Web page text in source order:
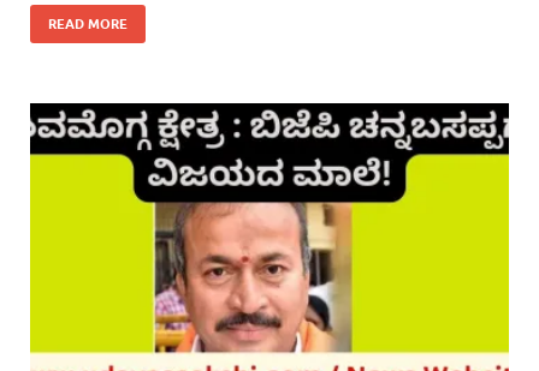
READ MORE